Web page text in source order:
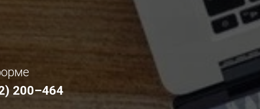
200–464